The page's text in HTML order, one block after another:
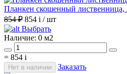
Планкен скошенный лиственница,
854 ₽ 854 i / шт
Выбрать
Наличие: 0 м2
= 854 i
Нет в наличии Заказать